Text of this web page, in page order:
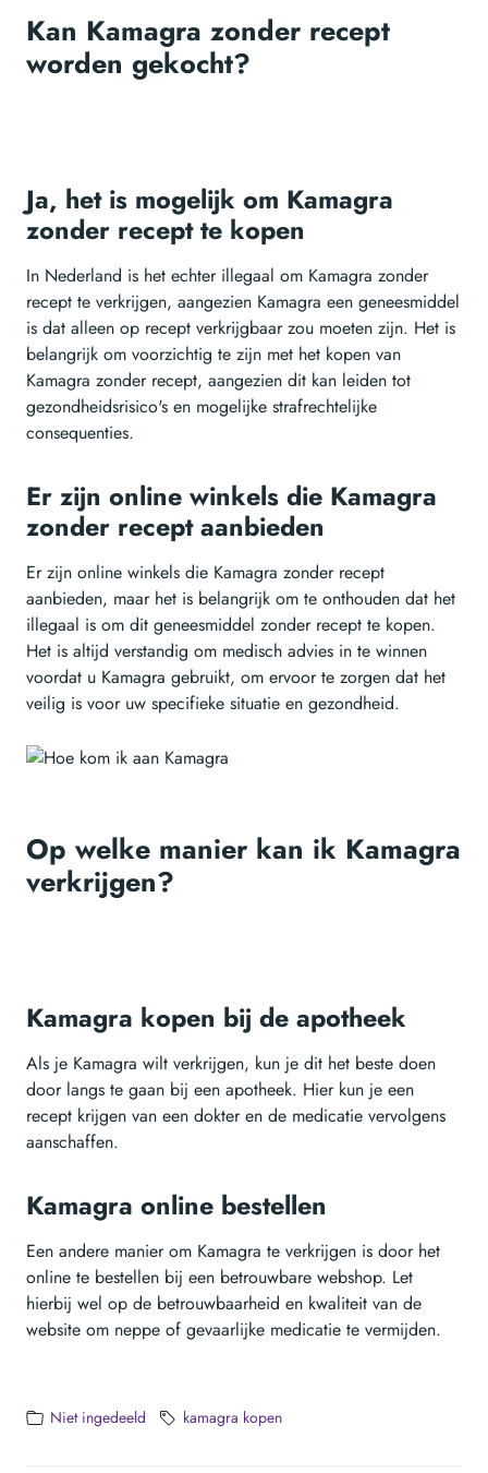
Kan Kamagra zonder recept
worden gekocht?
Ja, het is mogelijk om Kamagra
zonder recept te kopen
In Nederland is het echter illegaal om Kamagra zonder
recept te verkrijgen, aangezien Kamagra een geneesmiddel
is dat alleen op recept verkrijgbaar zou moeten zijn. Het is
belangrijk om voorzichtig te zijn met het kopen van
Kamagra zonder recept, aangezien dit kan leiden tot
gezondheidsrisico's en mogelijke strafrechtelijke
consequenties.
Er zijn online winkels die Kamagra
zonder recept aanbieden
Er zijn online winkels die Kamagra zonder recept
aanbieden, maar het is belangrijk om te onthouden dat het
illegaal is om dit geneesmiddel zonder recept te kopen.
Het is altijd verstandig om medisch advies in te winnen
voordat u Kamagra gebruikt, om ervoor te zorgen dat het
veilig is voor uw specifieke situatie en gezondheid.
Op welke manier kan ik Kamagra
verkrijgen?
Kamagra kopen bij de apotheek
Als je Kamagra wilt verkrijgen, kun je dit het beste doen
door langs te gaan bij een apotheek. Hier kun je een
recept krijgen van een dokter en de medicatie vervolgens
aanschaffen.
Kamagra online bestellen
Een andere manier om Kamagra te verkrijgen is door het
online te bestellen bij een betrouwbare webshop. Let
hierbij wel op de betrouwbaarheid en kwaliteit van de
website om neppe of gevaarlijke medicatie te vermijden.
Niet ingedeeld kamagra kopen